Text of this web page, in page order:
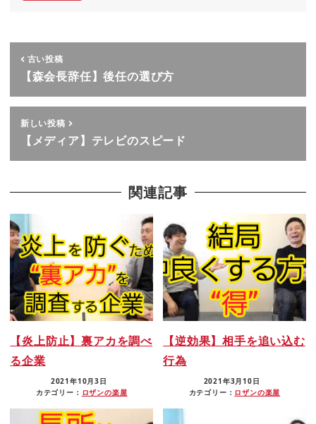
古い投稿
【森会長辞任】後任の選び方
新しい投稿
【メディア】テレビのスピード
関連記事
【炎上防止】裏アカを調べ
る企業
2021年10月3日
カテゴリー： ロザンの楽屋
【逆効果】相手を追い込む
行為
2021年3月10日
カテゴリー： ロザンの楽屋